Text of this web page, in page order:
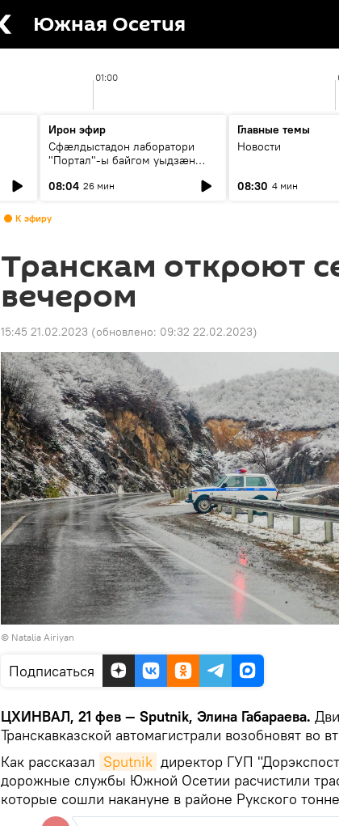
Южная Осетия
01:00
Ирон эфир
Сфæлдыстадон лаборатори
"Портал"-ы байгом уыдзæн
Æхсары куыстыты равдыст
08:04 26 мин
Главные темы
Новости
08:30 4 мин
К эфиру
Транскам откроют
вечером
15:45 21.02.2023 (обновлено: 09:32 22.02.2023)
© Natalia Airiyan
Подписаться
ЦХИНВАЛ, 21 фев — Sputnik, Элина Габараева.
Транскавказской автомагистрали возобновят во
Как рассказал Sputnik директор ГУП
дорожные службы Южной Осетии расчистили
которые сошли накануне в районе Рукского